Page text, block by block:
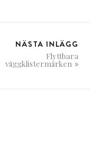
NÄSTA INLÄGG
Flyttbara
väggklistermärken